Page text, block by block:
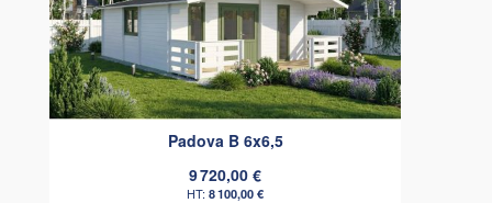
Padova B 6x6,5
9 720,00 €
8 100,00 €